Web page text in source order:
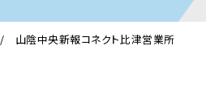
/ 山陰中央新報コネクト比津営業所